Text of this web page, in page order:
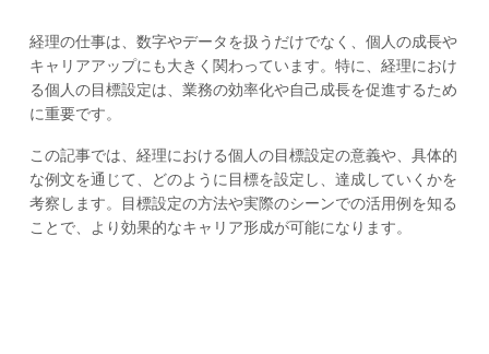
経理の仕事は、数字やデータを扱うだけでなく、個人の成長や
キャリアアップにも大きく関わっています。特に、経理におけ
る個人の目標設定は、業務の効率化や自己成長を促進するため
に重要です。
この記事では、経理における個人の目標設定の意義や、具体的
な例文を通じて、どのように目標を設定し、達成していくかを
考察します。目標設定の方法や実際のシーンでの活用例を知る
ことで、より効果的なキャリア形成が可能になります。